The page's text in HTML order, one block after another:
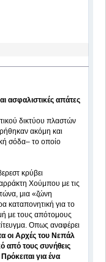
ασφαλιστικές απάτες
δικτύου πλαστών
ακόμη και
σόδα– το οποίο
κρύβει
Χούμπου με τις
μια «ζώνη
καταπονητική για το
με τους απότομους
Οπως αναφέρει
οι Αρχές του Νεπάλ
από τους συνήθεις
για ένα